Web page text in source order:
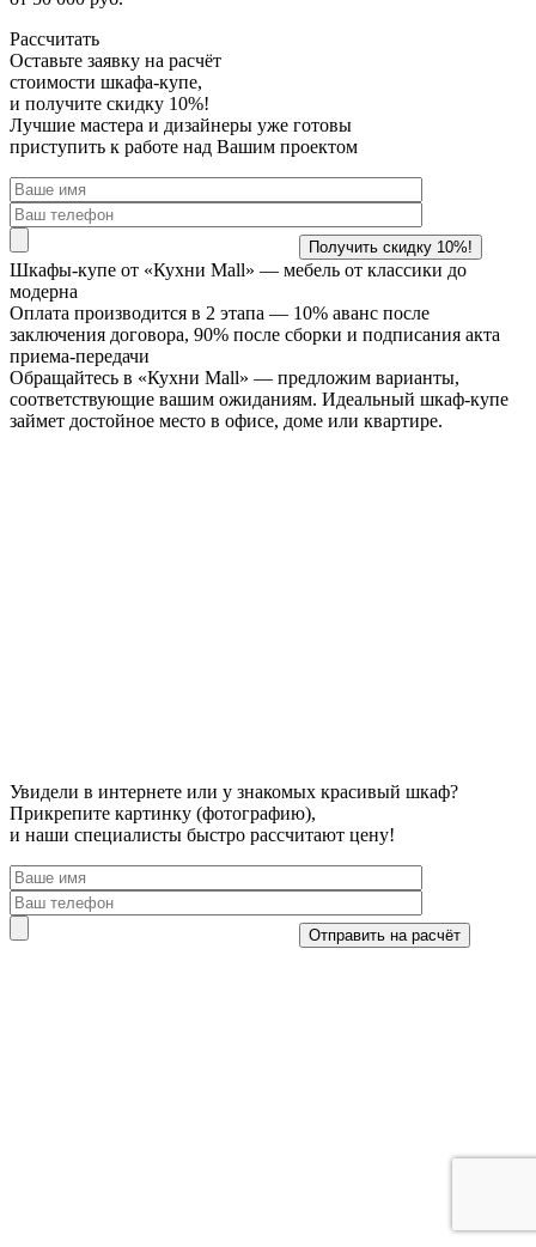
Рассчитать
Оставьте заявку на расчёт
стоимости шкафа-купе,
и получите скидку 10%!
Лучшие мастера и дизайнеры уже готовы
приступить к работе над Вашим проектом
Шкафы-купе от «Кухни Mall» — мебель от классики до
модерна
Оплата производится в 2 этапа — 10% аванс после
заключения договора, 90% после сборки и подписания акта
приема-передачи
Обращайтесь в «Кухни Mall» — предложим варианты,
соответствующие вашим ожиданиям. Идеальный шкаф-купе
займет достойное место в офисе, доме или квартире.
Увидели в интернете или у знакомых красивый шкаф?
Прикрепите картинку (фотографию),
и наши специалисты быстро рассчитают цену!